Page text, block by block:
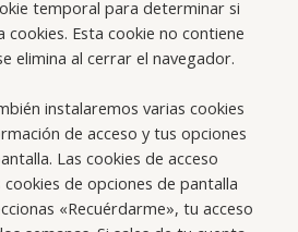
temporal para determinar si
Esta cookie no contiene
elimina al cerrar el navegador.
instalaremos varias cookies
de acceso y tus opciones
Las cookies de acceso
de opciones de pantalla
«Recuérdarme», tu acceso